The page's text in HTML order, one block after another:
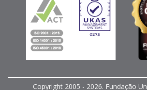
Copyright 2005 - 2026. Fundação